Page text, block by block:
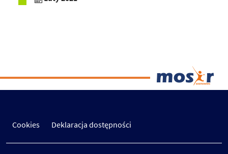
Cookies Deklaracja dostępności